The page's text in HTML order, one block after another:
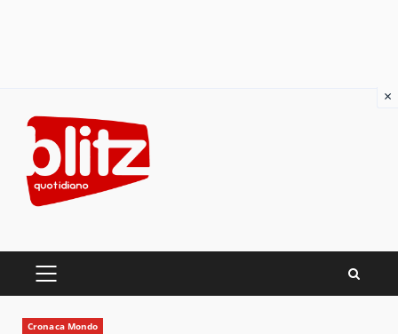
content
PRIMARY
Cronaca Mondo
×